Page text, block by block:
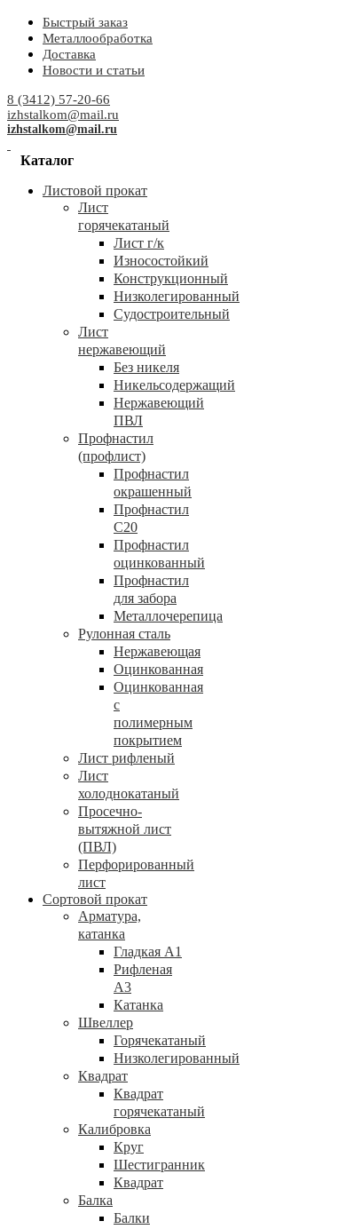
Быстрый заказ
Металлообработка
Доставка
Новости и статьи
8 (3412) 57-20-66
izhstalkom@mail.ru
izhstalkom@mail.ru
Каталог
Листовой прокат
Лист
горячекатаный
Лист г/к
Износостойкий
Конструкционный
Низколегированный
Судостроительный
Лист
нержавеющий
Без никеля
Никельсодержащий
Нержавеющий
ПВЛ
Профнастил
(профлист)
Профнастил
окрашенный
Профнастил
С20
Профнастил
оцинкованный
Профнастил
для забора
Металлочерепица
Рулонная сталь
Нержавеющая
Оцинкованная
Оцинкованная
с
полимерным
покрытием
Лист рифленый
Лист
холоднокатаный
Просечно-
вытяжной лист
(ПВЛ)
Перфорированный
лист
Сортовой прокат
Арматура,
катанка
Гладкая А1
Рифленая
А3
Катанка
Швеллер
Горячекатаный
Низколегированный
Квадрат
Квадрат
горячекатаный
Калибровка
Круг
Шестигранник
Квадрат
Балка
Балки